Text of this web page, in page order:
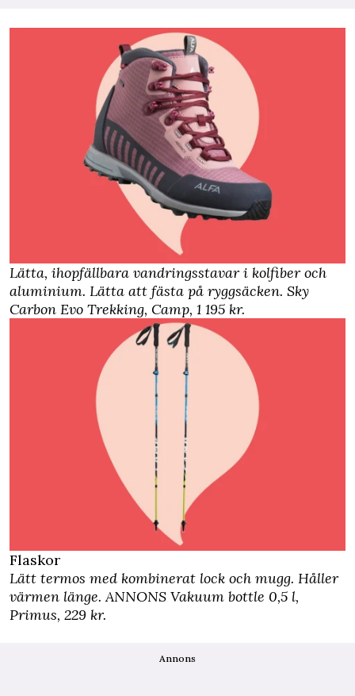
Lätta, ihopfällbara vandringsstavar i kolfiber och
aluminium. Lätta att fästa på ryggsäcken. Sky
Carbon Evo Trekking, Camp, 1 195 kr.
Flaskor
Lätt termos med kombinerat lock och mugg. Håller
värmen länge.ANNONS Vakuum bottle 0,5 l,
Primus, 229 kr.
Annons